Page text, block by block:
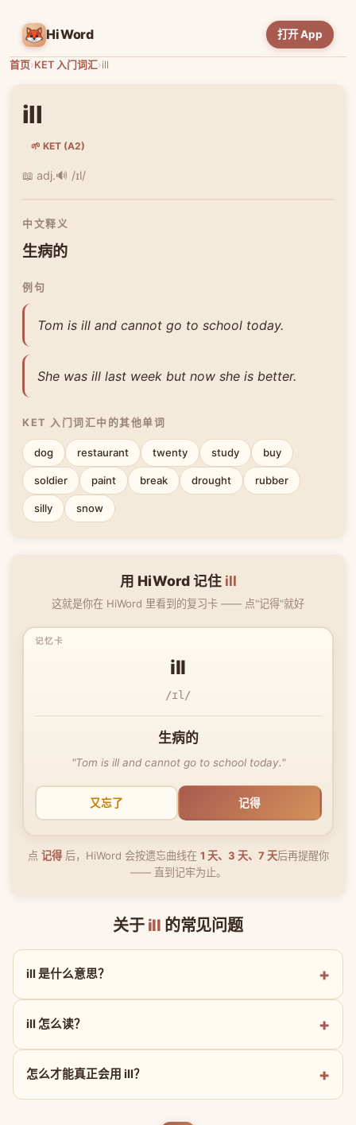
HiWord 打开 App
首页›KET 入门词汇›ill
ill
🌱 KET (A2)
📖 adj.🔊 /ɪl/
中文释义
生病的
例句
Tom is ill and cannot go to school today.
She was ill last week but now she is better.
KET 入门词汇中的其他单词
dog restaurant twenty study buy
soldier paint break drought rubber
silly snow
用 HiWord 记住 ill
这就是你在 HiWord 里看到的复习卡 —— 点"记得"就好
ill
/ɪl/
生病的
"Tom is ill and cannot go to school today."
又忘了 记得
点 记得后，HiWord 会按遗忘曲线在 1 天、3 天、7 天后再提醒你
—— 直到记牢为止。
关于 ill 的常见问题
ill 是什么意思？
ill 怎么读？
怎么才能真正会用 ill？